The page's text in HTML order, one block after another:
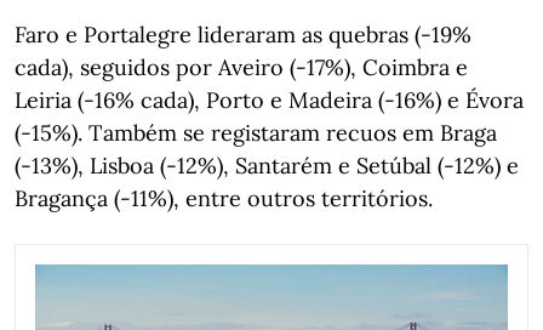
Faro e Portalegre lideraram as quebras (-19%
cada), seguidos por Aveiro (-17%), Coimbra e
Leiria (-16% cada), Porto e Madeira (-16%) e Évora
(-15%). Também se registaram recuos em Braga
(-13%), Lisboa (-12%), Santarém e Setúbal (-12%) e
Bragança (-11%), entre outros territórios.